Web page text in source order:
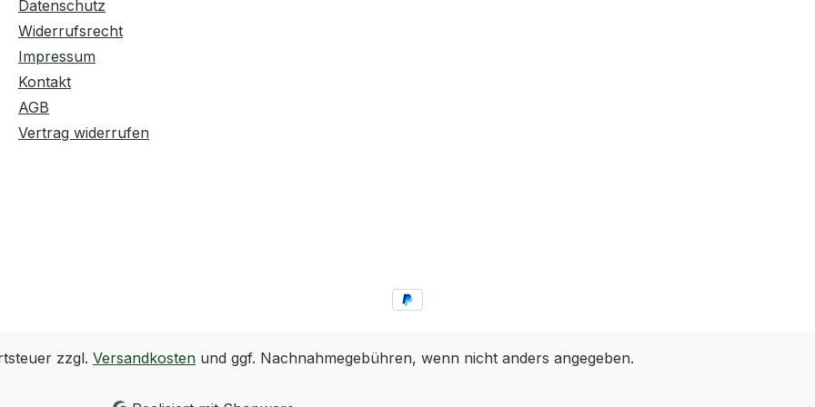
Datenschutz
Widerrufsrecht
Impressum
Kontakt
AGB
Vertrag widerrufen
zzgl. Versandkosten und ggf. Nachnahmegebühren, wenn nicht anders angegeben.